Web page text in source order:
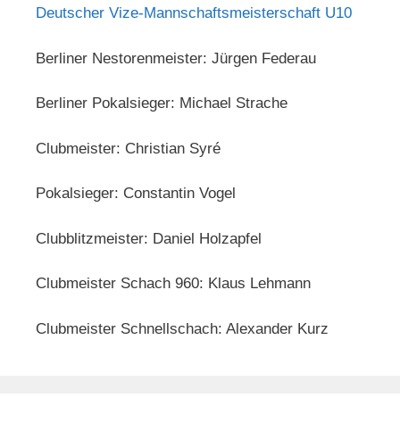
Deutscher Vize-Mannschaftsmeisterschaft U10
Berliner Nestorenmeister: Jürgen Federau
Berliner Pokalsieger: Michael Strache
Clubmeister: Christian Syré
Pokalsieger: Constantin Vogel
Clubblitzmeister: Daniel Holzapfel
Clubmeister Schach 960: Klaus Lehmann
Clubmeister Schnellschach: Alexander Kurz